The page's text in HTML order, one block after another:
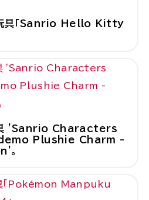
具「Sanrio Hello Kitty
具 'Sanrio Characters
Plushie Charm -
。